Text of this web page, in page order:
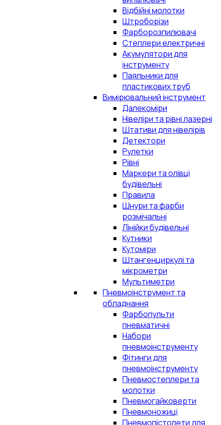
Відбійні молотки
Штроборізи
Фарборозпилювачі
Степлери електричні
Акумулятори для
інструменту
Паяльники для
пластикових труб
Вимірювальний інструмент
Далекоміри
Нівеліри та рівні лазерні
Штативи для нівелірів
Детектори
Рулетки
Рівні
Маркери та олівці
будівельні
Правила
Шнури та фарби
розмічальні
Лінійки будівельні
Кутники
Кутоміри
Штангенциркулі та
мікрометри
Мультиметри
Пневмоінструмент та
обладнання
Фарбопульти
пневматичні
Набори
пневмоінструменту
Фітинги для
пневмоінструменту
Пневмостеплери та
молотки
Пневмогайковерти
Пневмоножиці
Пневмопістолети для